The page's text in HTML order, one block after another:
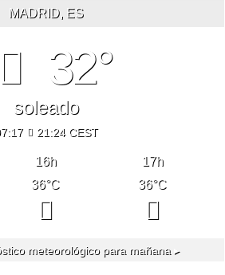
MADRID, ES
32°
soleado
21:24 CEST
16h 17h
36°C 36°C
meteorológico para mañana ▸